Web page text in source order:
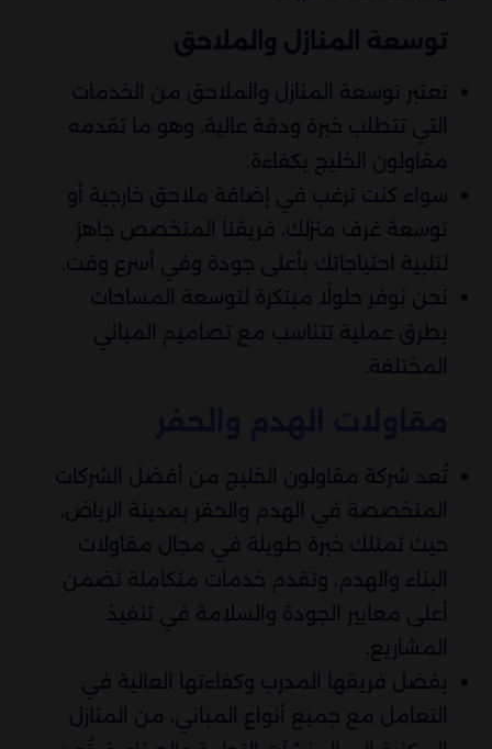
توسعة المنازل والملاحق
تعتبر توسعة المنازل والملاحق من الخدمات
التي تتطلب خبرة ودقة عالية، وهو ما تقدمه
مقاولون الخليج بكفاءة.
سواء كنت ترغب في إضافة ملاحق خارجية أو
توسعة غرف منزلك، فريقنا المتخصص جاهز
لتلبية احتياجاتك بأعلى جودة وفي أسرع وقت.
نحن نوفر حلولًا مبتكرة لتوسعة المساحات
بطرق عملية تتناسب مع تصاميم المباني
المختلفة.
تُعد شركة مقاولون الخليج من أفضل الشركات
المتخصصة في الهدم والحفر بمدينة الرياض،
حيث تمتلك خبرة طويلة في مجال مقاولات
البناء والهدم، وتقدم خدمات متكاملة تضمن
أعلى معايير الجودة والسلامة في تنفيذ
المشاريع.
بفضل فريقها المدرب وكفاءتها العالية في
التعامل مع جميع أنواع المباني، من المنازل